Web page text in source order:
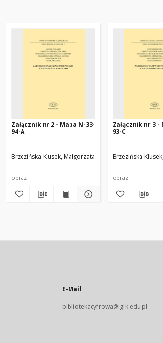
Mirończuk, Anna Drachal, Jacek
Załącznik nr 2 - Mapa N-33-
94-A
Brzezińska-Klusek, Małgorzata Mirończuk, Anna
obraz
Załącznik nr 3 -
93-C
Brzezińska-
obraz
E-Mail
bibliotekacyfrowa@igik.edu.pl